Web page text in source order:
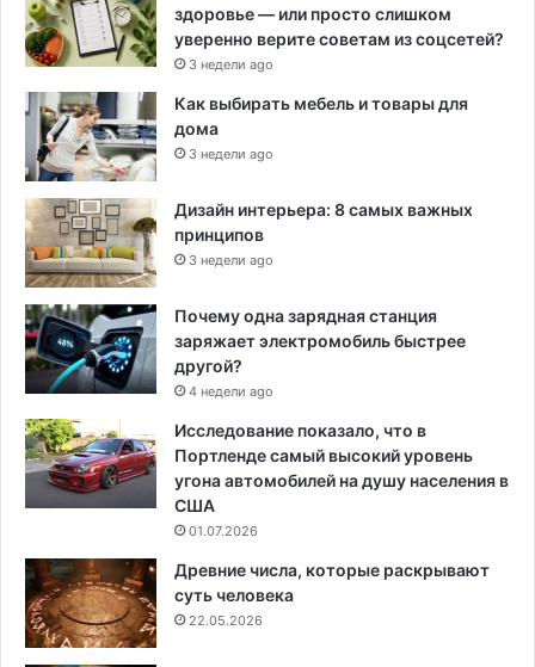
здоровье — или просто слишком
уверенно верите советам из соцсетей?
3 недели ago
Как выбирать мебель и товары для
дома
3 недели ago
Дизайн интерьера: 8 самых важных
принципов
3 недели ago
Почему одна зарядная станция
заряжает электромобиль быстрее
другой?
4 недели ago
Исследование показало, что в
Портленде самый высокий уровень
угона автомобилей на душу населения в
США
01.07.2026
Древние числа, которые раскрывают
суть человека
22.05.2026